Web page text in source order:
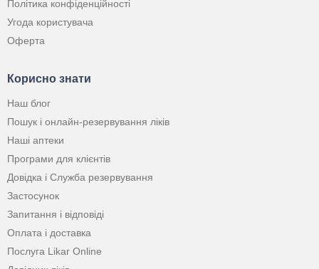
Політика конфіденційності
Угода користувача
Оферта
Корисно знати
Наш блог
Пошук і онлайн-резервування ліків
Наші аптеки
Програми для клієнтів
Довідка і Служба резервування
Застосунок
Запитання і відповіді
Оплата і доставка
Послуга Likar Online